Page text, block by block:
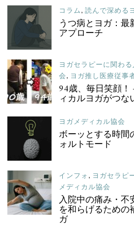
コラム, 読んで深める
うつ病とヨガ：
アプローチ
ヨガセラピーに関わる
会, ヨガ推し医療従事
94歳、毎日笑顔
ィカルヨガがつ
ヨガメディカル協会
ボーッとする時間
ォルトモード
インフォ , ヨガセラピ
メディカル協会
入院中の痛み・不
を和らげるための
ガ